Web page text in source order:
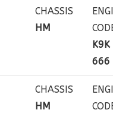
CHASSIS
HM
K9K
666
CHASSIS
HM